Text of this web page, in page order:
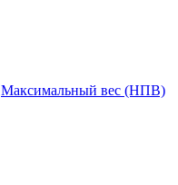
Максимальный вес (НПВ)